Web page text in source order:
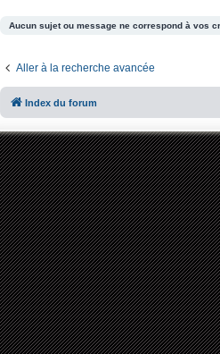
Aucun sujet ou message ne correspond à vos
Aller à la recherche avancée
Index du forum